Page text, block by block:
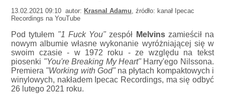
13.02.2021 09:10 autor: Krasnal Adamu, źródło: kanał Ipecac
Recordings na YouTube
Pod tytułem "1 Fuck You"zespół Melvinszamieścił na
nowym albumie własne wykonanie wyróżniającej się w
swoim czasie - w 1972 roku - ze względu na tekst
piosenki "You're Breaking My Heart"Harry'ego Nilssona.
Premiera "Working with God"na płytach kompaktowych i
winylowych, nakładem Ipecac Recordings, ma się odbyć
26 lutego 2021 roku.